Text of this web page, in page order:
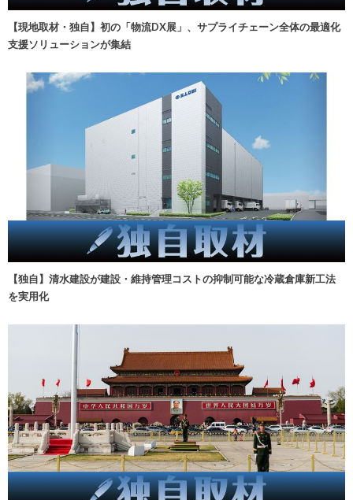
【現地取材・独自】初の「物流DX展」、サプライチェーン全体の最適化
支援ソリューションが集結
【独自】清水建設が建設・維持管理コストの抑制可能な冷蔵倉庫新工法
を実用化